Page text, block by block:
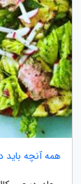
همه آنچه باید